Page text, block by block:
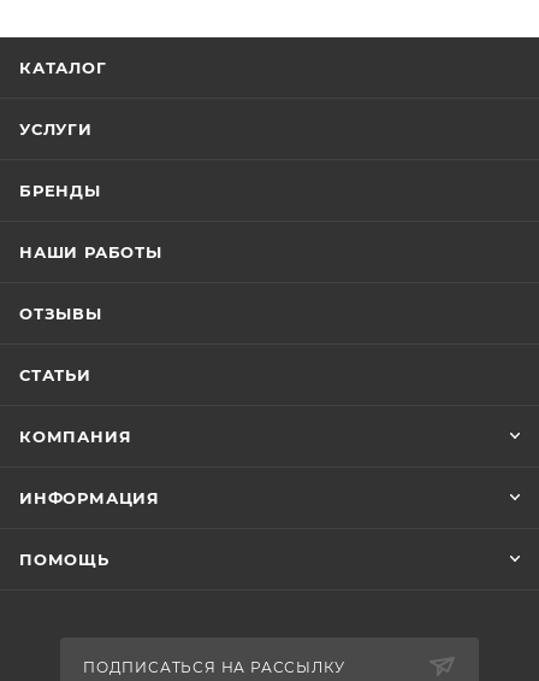
КАТАЛОГ
УСЛУГИ
БРЕНДЫ
НАШИ РАБОТЫ
ОТЗЫВЫ
СТАТЬИ
КОМПАНИЯ
ИНФОРМАЦИЯ
ПОМОЩЬ
ПОДПИСАТЬСЯ НА РАССЫЛКУ